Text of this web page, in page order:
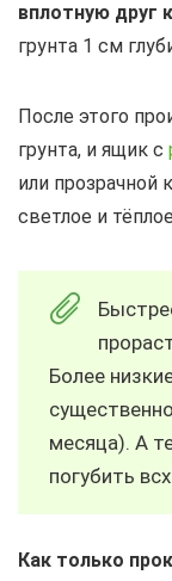
вплотную друг
грунта 1 см
После этого
грунта, и ящик с
или
светлое и
Более
месяца). А
погубить
Как только